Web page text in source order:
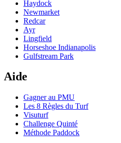
Haydock
Newmarket
Redcar
Ayr
Lingfield
Horseshoe Indianapolis
Gulfstream Park
Aide
Gagner au PMU
Les 8 Règles du Turf
Visuturf
Challenge Quinté
Méthode Paddock